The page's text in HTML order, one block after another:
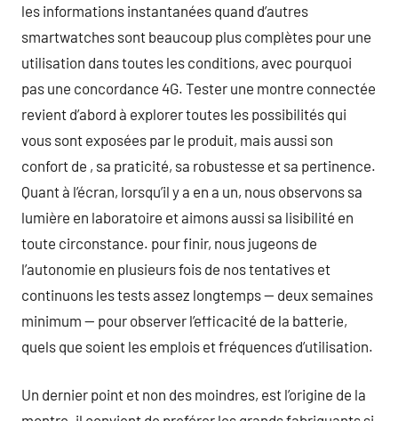
les informations instantanées quand d’autres
smartwatches sont beaucoup plus complètes pour une
utilisation dans toutes les conditions, avec pourquoi
pas une concordance 4G. Tester une montre connectée
revient d’abord à explorer toutes les possibilités qui
vous sont exposées par le produit, mais aussi son
confort de , sa praticité, sa robustesse et sa pertinence.
Quant à l’écran, lorsqu’il y a en a un, nous observons sa
lumière en laboratoire et aimons aussi sa lisibilité en
toute circonstance. pour finir, nous jugeons de
l’autonomie en plusieurs fois de nos tentatives et
continuons les tests assez longtemps — deux semaines
minimum — pour observer l’efficacité de la batterie,
quels que soient les emplois et fréquences d’utilisation.
Un dernier point et non des moindres, est l’origine de la